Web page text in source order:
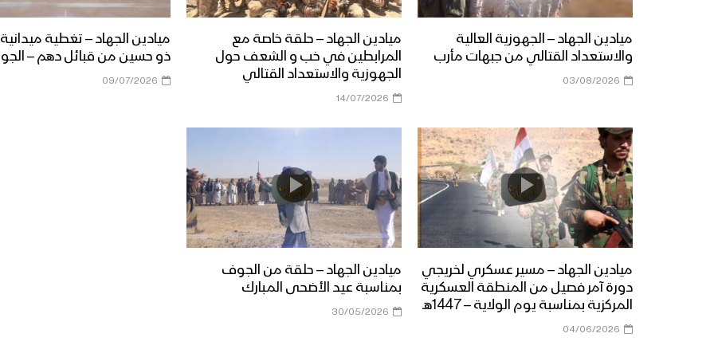
ميادين الجهاد – الجهوزية العالية
والاستعداد القتالي من جبهات مأرب
03/08/2026
ميادين الجهاد – حلقة خاصة مع
المرابطين في خب و الشعف حول
الجهوزية والاستعداد القتالي
14/07/2026
ميادين الجهاد – تغطية
ذو حسين من قبائل دهم –
09/07/2026
ميادين الجهاد – مسير عسكري لخريجي
دورة آمر فصيل من المنطقة العسكرية
المركزية بمناسبة يوم الولاية – 1447هـ
04/06/2026
ميادين الجهاد – حلقة من الجوف
بمناسبة عيد الأضحى المبارك
30/05/2026